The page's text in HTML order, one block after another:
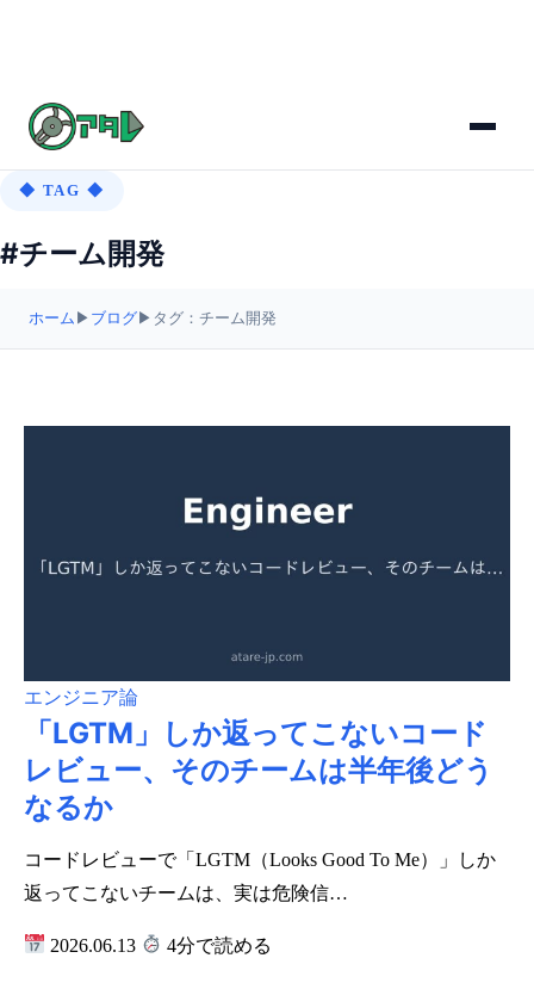
◆ TAG ◆
#チーム開発
ホーム ▶ ブログ▶ タグ：チーム開発
エンジニア論
「LGTM」しか返ってこないコード
レビュー、そのチームは半年後どう
なるか
コードレビューで「LGTM（Looks Good To Me）」しか
返ってこないチームは、実は危険信…
2026.06.13 4分で読める